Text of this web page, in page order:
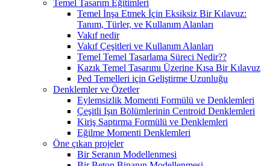
Temel Tasarım Eğitimleri
Temel İnşa Etmek İçin Eksiksiz Bir Kılavuz:
Tanım, Türler, ve Kullanım Alanları
Vakıf nedir
Vakıf Çeşitleri ve Kullanım Alanları
Temel Temel Tasarlama Süreci Nedir??
Kazık Temel Tasarımı Üzerine Kısa Bir Kılavuz
Ped Temelleri için Geliştirme Uzunluğu
Denklemler ve Özetler
Eylemsizlik Momenti Formülü ve Denklemleri
Çeşitli Işın Bölümlerinin Centroid Denklemleri
Kiriş Saptırma Formülü ve Denklemleri
Eğilme Momenti Denklemleri
Öne çıkan projeler
Bir Seranın Modellenmesi